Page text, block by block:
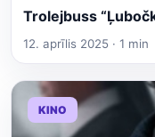
Trolejbuss
12. aprīlis 2025 · 1 min
KINO